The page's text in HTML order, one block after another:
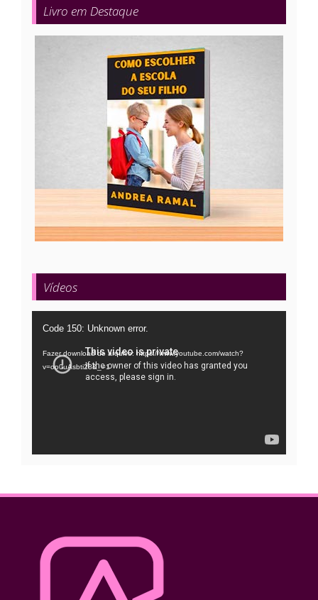
Livro em Destaque
Vídeos
Tocador
vídeo
Code 150: Unknown error.
Fazer download do arquivo: https://www.youtube.com/watch?
v=oo0uAsbti28&_=1